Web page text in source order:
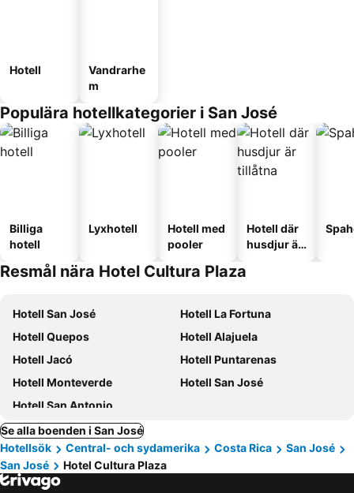
Hotell
Vandrarhe
m
Populära hotellkategorier i San José
Billiga
hotell
Lyxhotell
Hotell med
pooler
Hotell där
husdjur är
Resmål nära Hotel Cultura Plaza
Hotell San José
Hotell La Fortuna
Hotell Quepos
Hotell Alajuela
Hotell Jacó
Hotell Puntarenas
Hotell Monteverde
Hotell San José
Hotell San Antonio
Se alla boenden i San José
Hotellsök
Central- och sydamerika Costa Rica
San José
San José
Hotel Cultura Plaza